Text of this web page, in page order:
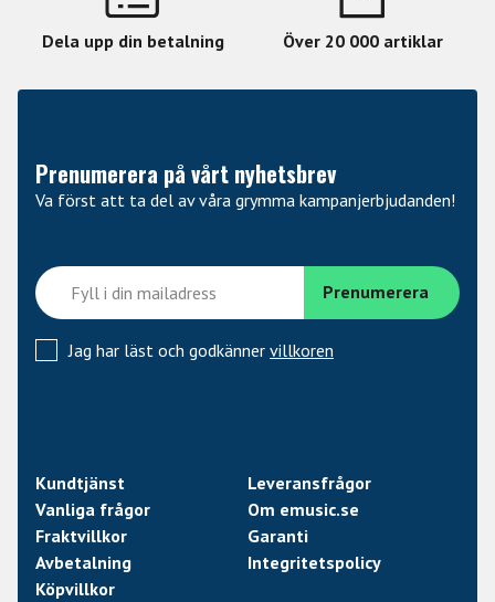
Dela upp din betalning Över 20 000 artiklar
Prenumerera på vårt nyhetsbrev
Va först att ta del av våra grymma kampanjerbjudanden!
Jag har läst och godkänner villkoren
Kundtjänst
Leveransfrågor
Vanliga frågor
Om emusic.se
Fraktvillkor
Garanti
Avbetalning
Integritetspolicy
Köpvillkor